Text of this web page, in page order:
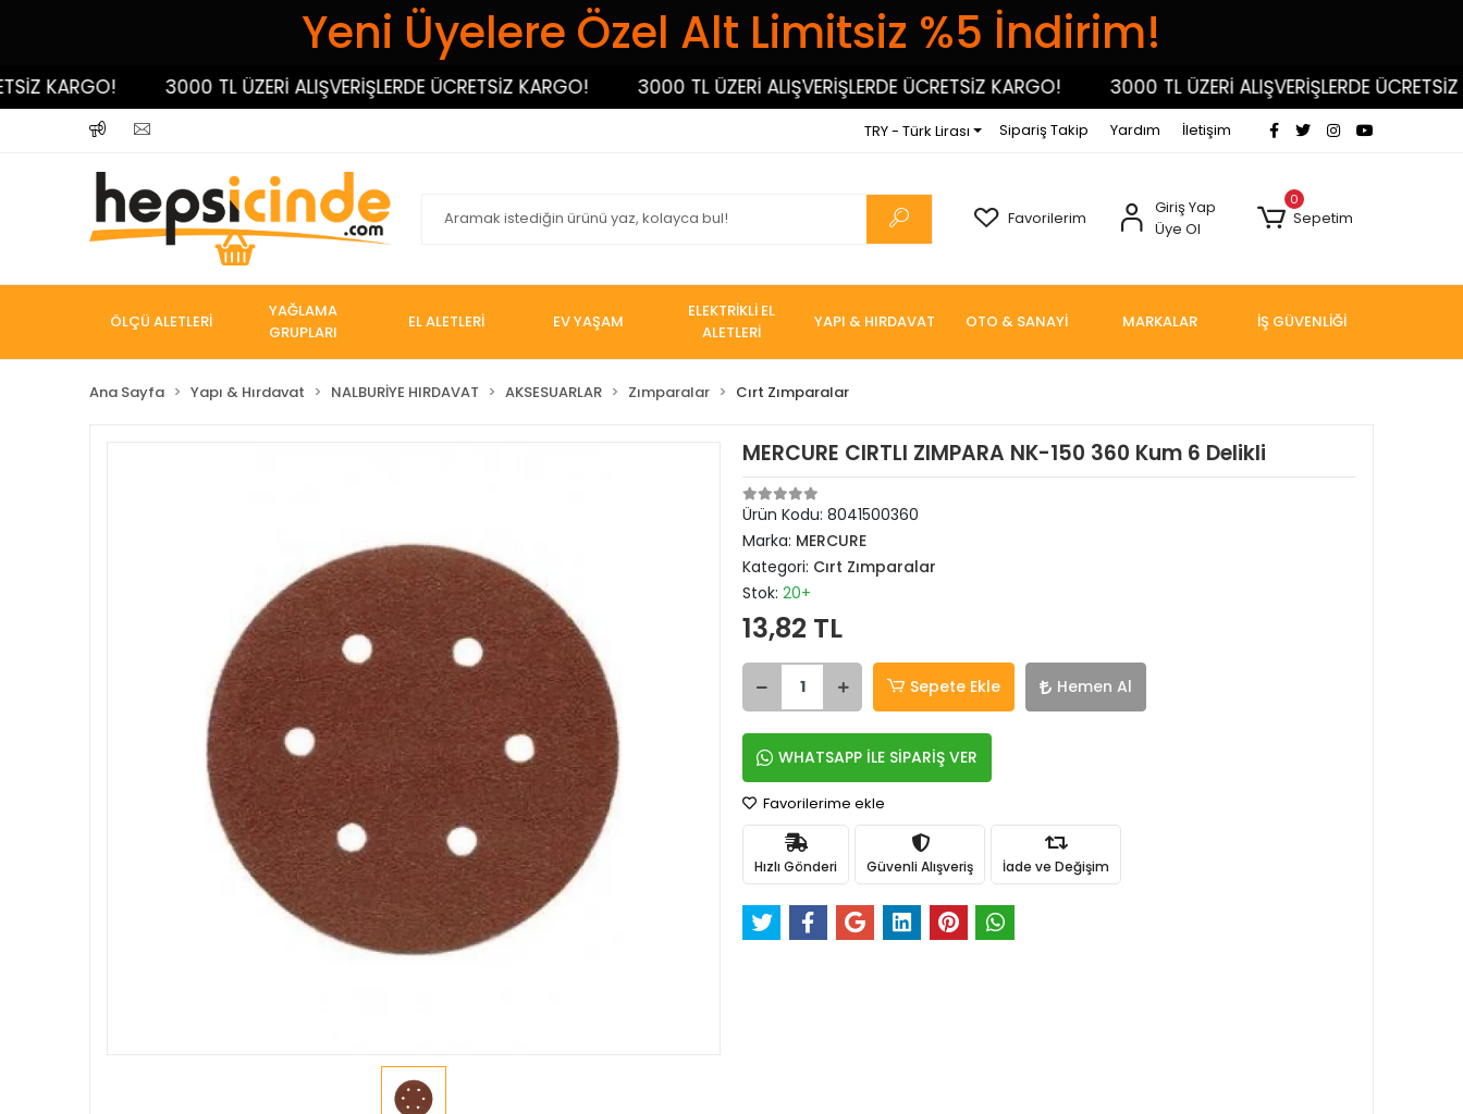
Yeni Üyelere Özel Alt Limitsiz %5 İndirim!
3000 TL ÜZERİ ALIŞVERİŞLERDE ÜCRETSİZ KARGO! 3000 TL ÜZERİ ALIŞVERİŞLERDE ÜCRETSİZ KARGO! 3000 TL ÜZERİ ALIŞVERİŞLERDE ÜCRETSİZ
TRY - Türk Lirası Sipariş Takip Yardım İletişim
Favorilerim
Giriş Yap
Üye Ol
0
Sepetim
ÖLÇÜ ALETLERİ
YAĞLAMA
GRUPLARI
EL ALETLERİ EV YAŞAM
ELEKTRİKLİ EL
ALETLERİ
YAPI & HIRDAVAT OTO & SANAYİ MARKALAR İŞ GÜVENLİĞİ
Ana Sayfa Yapı & Hırdavat NALBURİYE HIRDAVAT AKSESUARLAR Zımparalar Cırt Zımparalar
MERCURE CIRTLI ZIMPARA NK-150 360 Kum 6 Delikli
Ürün Kodu: 8041500360
Marka: MERCURE
Kategori: Cırt Zımparalar
Stok: 20+
13,82 TL
Sepete Ekle Hemen Al
WHATSAPP İLE SİPARİŞ VER
Favorilerime ekle
Hızlı Gönderi Güvenli Alışveriş İade ve Değişim